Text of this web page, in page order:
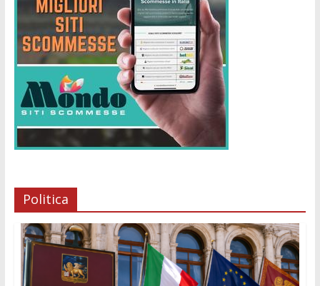
Politica